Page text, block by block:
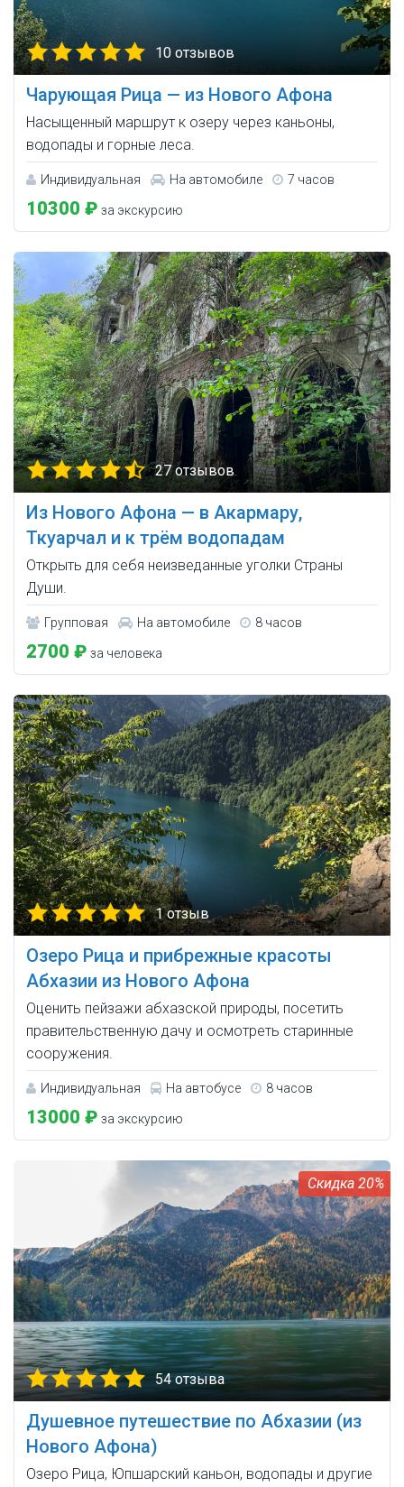
10 отзывов
Чарующая Рица — из Нового Афона
Насыщенный маршрут к озеру через каньоны,
водопады и горные леса.
Индивидуальная На автомобиле 7 часов
10300 ₽ за экскурсию
27 отзывов
Из Нового Афона — в Акармару,
Ткуарчал и к трём водопадам
Открыть для себя неизведанные уголки Страны
Души.
Групповая На автомобиле 8 часов
2700 ₽ за человека
1 отзыв
Озеро Рица и прибрежные красоты
Абхазии из Нового Афона
Оценить пейзажи абхазской природы, посетить
правительственную дачу и осмотреть старинные
сооружения.
Индивидуальная На автобусе 8 часов
13000 ₽ за экскурсию
20%
54 отзыва
Душевное путешествие по Абхазии (из
Нового Афона)
Озеро Рица, Юпшарский каньон, водопады и другие